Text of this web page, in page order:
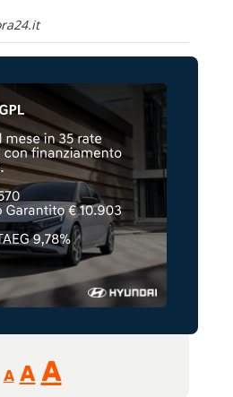
A
Reducir
tamaño
A Restablecer
AAumentar